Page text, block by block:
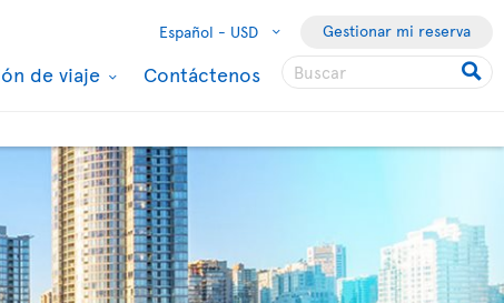
Español - USD Gestionar mi reserva
de viaje Contáctenos